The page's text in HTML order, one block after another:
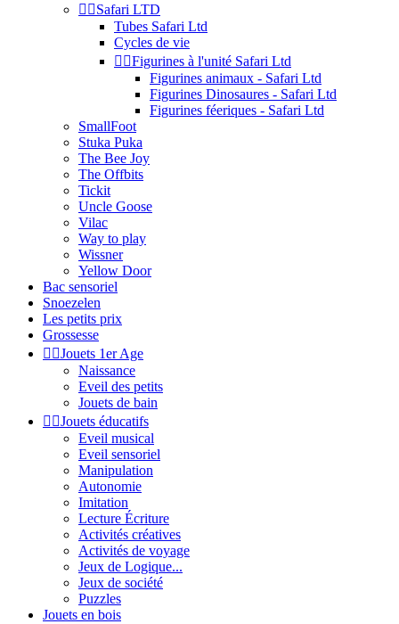
 Safari LTD
Tubes Safari Ltd
Cycles de vie
 Figurines à l'unité Safari Ltd
Figurines animaux - Safari Ltd
Figurines Dinosaures - Safari Ltd
Figurines féeriques - Safari Ltd
SmallFoot
Stuka Puka
The Bee Joy
The Offbits
Tickit
Uncle Goose
Vilac
Way to play
Wissner
Yellow Door
Bac sensoriel
Snoezelen
Les petits prix
Grossesse
 Jouets 1er Age
Naissance
Eveil des petits
Jouets de bain
 Jouets éducatifs
Eveil musical
Eveil sensoriel
Manipulation
Autonomie
Imitation
Lecture Écriture
Activités créatives
Activités de voyage
Jeux de Logique...
Jeux de société
Puzzles
Jouets en bois